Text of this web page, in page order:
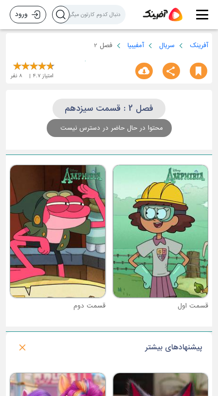
ورود
آفرینک سریال آمفیبیا فصل 2
امتیاز 4.7
8 نفر
فصل 2 : قسمت سیزدهم
محتوا در حال حاضر در دسترس نیست
قسمت دوم
قسمت سوم
پیشنهادهای بیشتر